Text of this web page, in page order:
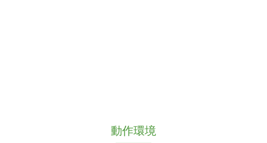
動作環境